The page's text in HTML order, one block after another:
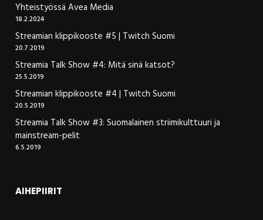
Yhteistyössä Avea Media
18.2.2024
Streamian klippikooste #5 | Twitch Suomi
20.7.2019
Streamia Talk Show #4: Mitä sinä katsot?
25.5.2019
Streamian klippikooste #4 | Twitch Suomi
20.5.2019
Streamia Talk Show #3: Suomalainen striimikulttuuri ja
mainstream-pelit
6.5.2019
AIHEPIIRIT